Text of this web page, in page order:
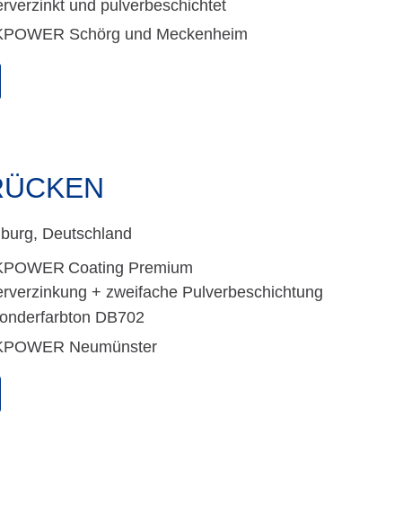
und pulverbeschichtet
Schörg und Meckenheim
Deutschland
Coating Premium
+ zweifache Pulverbeschichtung
DB702
Neumünster